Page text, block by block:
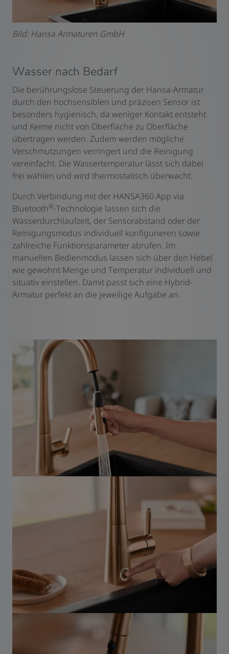
Bild: Hansa Armaturen GmbH
Wasser nach Bedarf
Die berührungslose Steuerung der Hansa-Armatur
durch den hochsensiblen und präzisen Sensor ist
besonders hygienisch, da weniger Kontakt entsteht
und Keime nicht von Oberfläche zu Oberfläche
übertragen werden. Zudem werden mögliche
Verschmutzungen verringert und die Reinigung
vereinfacht. Die Wassertemperatur lässt sich dabei
frei wählen und wird thermostatisch überwacht.
Durch Verbindung mit der HANSA360 App via
Bluetooth®-Technologie lassen sich die
Wasserdurchlaufzeit, der Sensorabstand oder der
Reinigungsmodus individuell konfigurieren sowie
zahlreiche Funktionsparameter abrufen. Im
manuellen Bedienmodus lassen sich über den Hebel
wie gewohnt Menge und Temperatur individuell und
situativ einstellen. Damit passt sich eine Hybrid-
Armatur perfekt an die jeweilige Aufgabe an.